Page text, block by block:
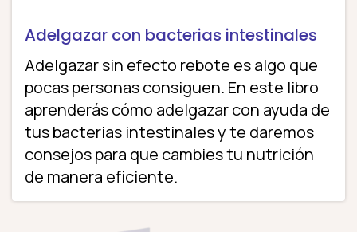
Adelgazar con bacterias intestinales
Adelgazar sin efecto rebote es algo que
pocas personas consiguen. En este libro
aprenderás cómo adelgazar con ayuda de
tus bacterias intestinales y te daremos
consejos para que cambies tu nutrición
de manera eficiente.